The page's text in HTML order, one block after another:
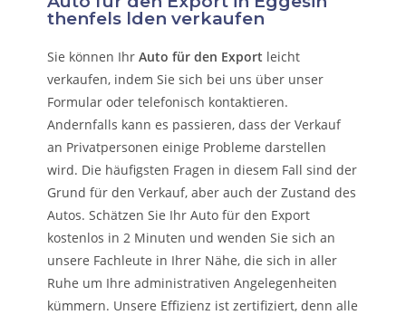
thenfels lden verkaufen
Sie können IhrAuto für den Export leicht
verkaufen, indem Sie sich bei uns über unser
Formular oder telefonisch kontaktieren.
Andernfalls kann es passieren, dass der Verkauf
an Privatpersonen einige Probleme darstellen
wird. Die häufigsten Fragen in diesem Fall sind der
Grund für den Verkauf, aber auch der Zustand des
Autos. Schätzen Sie Ihr Auto für den Export
kostenlos in 2 Minuten und wenden Sie sich an
unsere Fachleute in Ihrer Nähe, die sich in aller
Ruhe um Ihre administrativen Angelegenheiten
kümmern. Unsere Effizienz ist zertifiziert, denn alle